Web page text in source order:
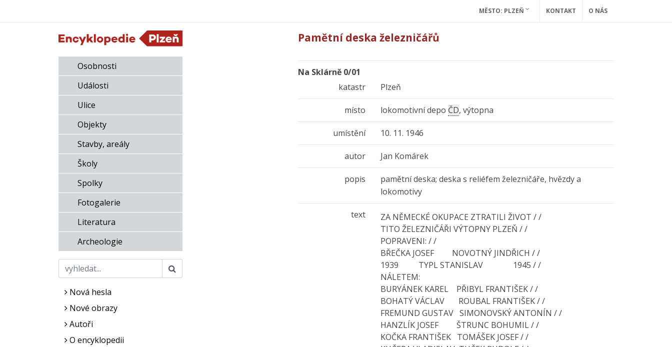
MĚSTO: PLZEŇ KONTAKT O NÁS
Osobnosti
Události
Ulice
Objekty
Stavby, areály
Školy
Spolky
Fotogalerie
Literatura
Archeologie
Nová hesla
Nové obrazy
Autoři
O encyklopedii
Pamětní deska železničářů
Na Sklárně 0/01
katastr
Plzeň
místo lokomotivní depo ČD, výtopna
umístění 10. 11. 1946
autor Jan Komárek
popis
pamětní deska; deska s reliéfem železničáře, hvězdy a
lokomotivy
text
ZA NĚMECKÉ OKUPACE ZTRATILI ŽIVOT / /
TITO ŽELEZNIČÁŘI VÝTOPNY PLZEŇ / /
POPRAVENI: / /
BŘEČKA JOSEF NOVOTNÝ JINDŘICH / /
1939 TYPL STANISLAV 1945 / /
NÁLETEM:
BURYÁNEK KAREL PŘIBYL FRANTIŠEK / /
BOHATÝ VÁCLAV ROUBAL FRANTIŠEK / /
FREMUND GUSTAV SIMONOVSKÝ ANTONÍN / /
HANZLÍK JOSEF ŠTRUNC BOHUMIL / /
KOČKA FRANTIŠEK TOMÁŠEK JOSEF / /